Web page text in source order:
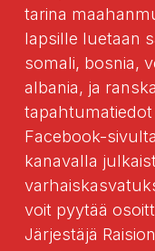
tarina
lapsille luetaan
somali, bosnia,
albania, ja
tapahtumatiedot
Facebook-
kanavalla
voit pyytää
Järjestäjä